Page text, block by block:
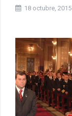
18 octubre, 2015